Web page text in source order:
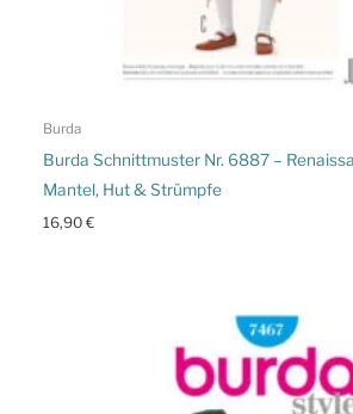
Burda
Burda Schnittmuster Nr. 6887 –
Mantel, Hut & Strümpfe
16,90€